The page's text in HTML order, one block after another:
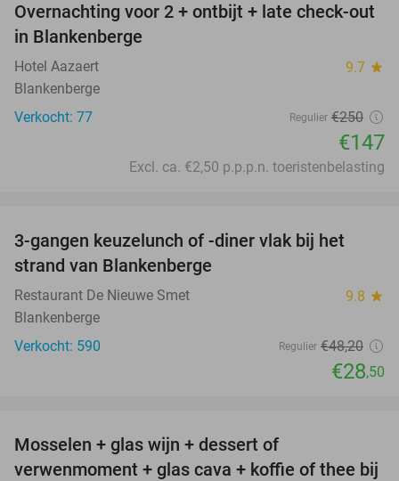
41%
Overnachting voor 2 + ontbijt + late check-out
in Blankenberge
Hotel Aazaert 9.7 star
Blankenberge
Verkocht: 77
Regulier €250
€147
Excl. ca. €2,50 p.p.p.n. toeristenbelasting
3-gangen keuzelunch of -diner vlak bij het
strand van Blankenberge
Restaurant De Nieuwe Smet 9.8 star
Blankenberge
Verkocht: 590
Regulier €48,20
€28,50
Mosselen + glas wijn + dessert of
verwenmoment + glas cava + koffie of thee bij